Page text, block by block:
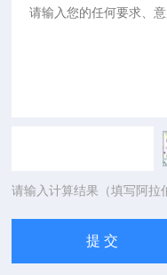
请输入计算结果（填写阿拉